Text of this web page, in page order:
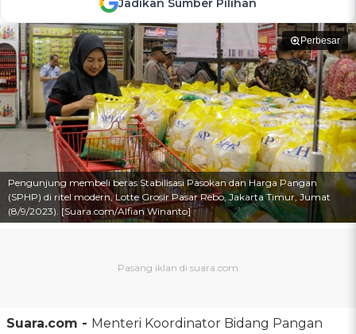
Perbesar
Pengunjung membeli beras Stabilisasi Pasokan dan Harga Pangan
(SPHP) di ritel modern, Lotte Grosir Pasar Rebo, Jakarta Timur, Jumat
(8/9/2023). [Suara.com/Alfian Winanto]
Suara.com - Menteri Koordinator Bidang Pangan